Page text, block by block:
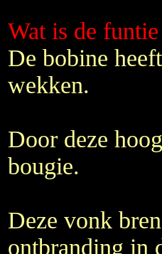
Wat is de
De bobine
wekken.
Door deze
bougie.
Deze vonk
ontbranding in